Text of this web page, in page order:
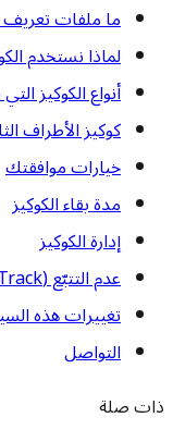
ما ملفات تعريف
لماذا نستخدم
أنواع الكوكيز
كوكيز الأطراف
خيارات موافقتك
مدة بقاء الكوكيز
إدارة الكوكيز
عدم التتبّع (Do Not Track)
تغييرات هذه
التواصل
ذات صلة